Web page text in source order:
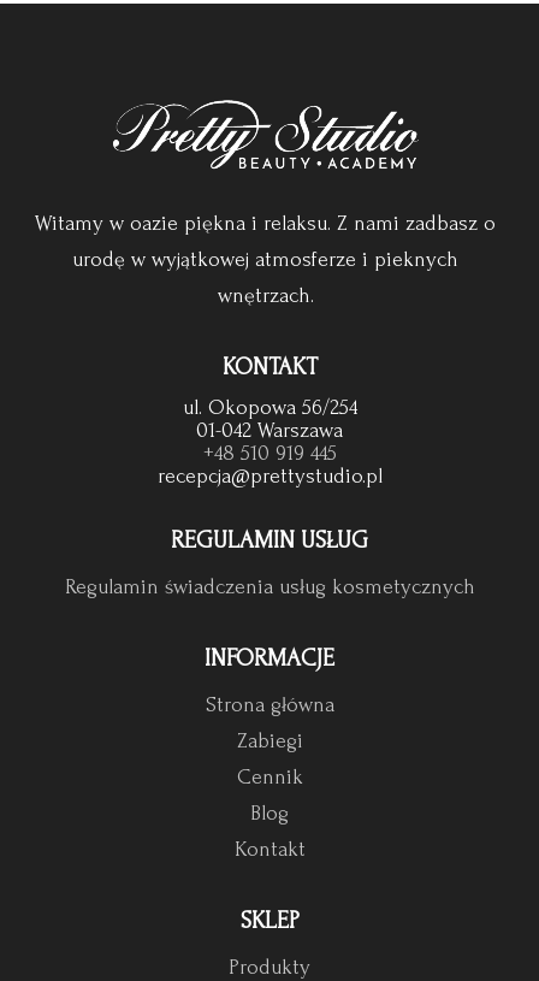
Witamy w oazie piękna i relaksu. Z nami zadbasz o
urodę w wyjątkowej atmosferze i pieknych
wnętrzach.
KONTAKT
ul. Okopowa 56/254
01-042 Warszawa
+48 510 919 445
recepcja@prettystudio.pl
REGULAMIN USŁUG
Regulamin świadczenia usług kosmetycznych
INFORMACJE
Strona główna
Zabiegi
Cennik
Blog
Kontakt
SKLEP
Produkty